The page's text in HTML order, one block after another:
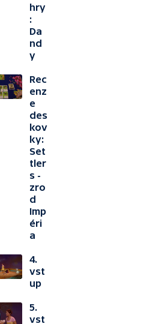
hry
:
Da
nd
y
Rec
enz
e
des
kov
ky:
Set
tler
s -
zro
d
Imp
éri
a
4.
vst
up
5.
vst